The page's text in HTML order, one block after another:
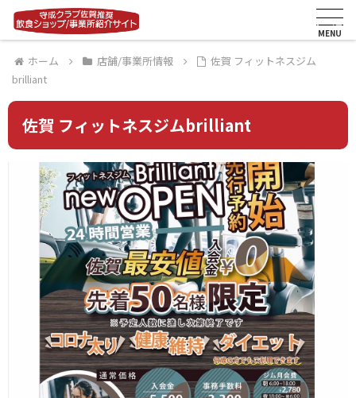
ホーム 店舗/事業所情報
佐賀 フィットネスジム
brilliant
佐賀 フィットネスジムbrilliant
メニュー